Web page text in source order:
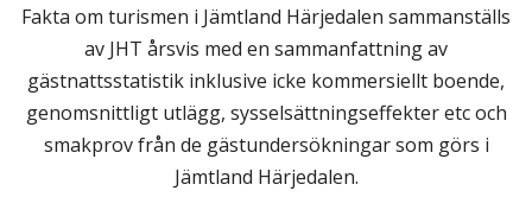
Fakta om turismen i Jämtland Härjedalen sammanställs
av JHT årsvis med en sammanfattning av
gästnattsstatistik inklusive icke kommersiellt boende,
genomsnittligt utlägg, sysselsättningseffekter etc och
smakprov från de gästundersökningar som görs i
Jämtland Härjedalen.